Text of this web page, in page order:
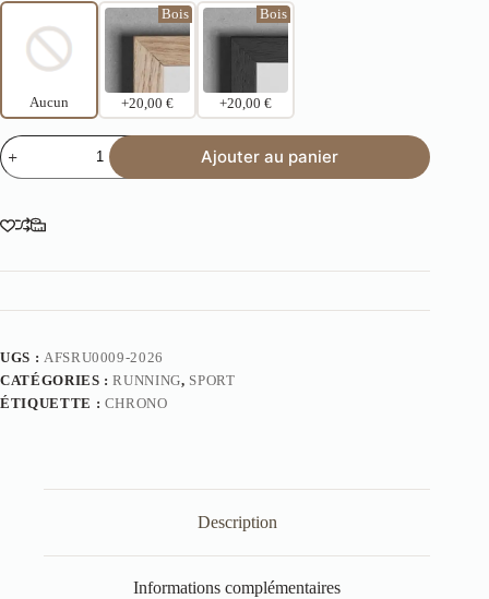
Aucun
Bois
+20,00 €
Bois
+20,00 €
Ajouter au panier
UGS : AFSRU0009-2026
CATÉGORIES :RUNNING, SPORT
ÉTIQUETTE : CHRONO
Description
Informations complémentaires